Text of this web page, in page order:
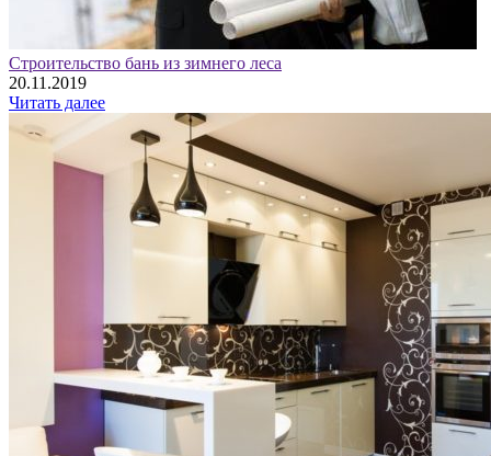
Строительство бань из зимнего леса
20.11.2019
Читать далее